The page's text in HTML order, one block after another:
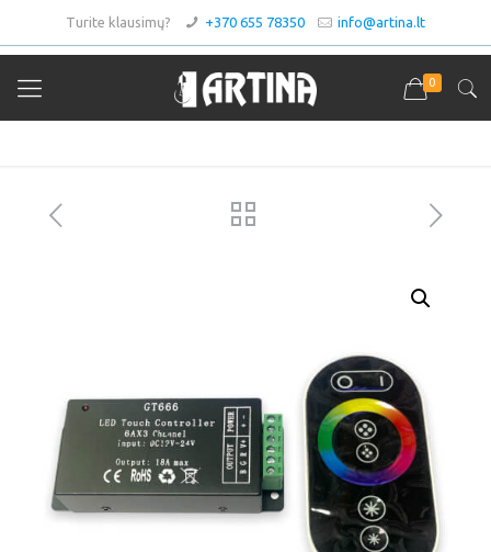
Turite klausimų? +370 655 78350 info@artina.lt
0
Asortimentas